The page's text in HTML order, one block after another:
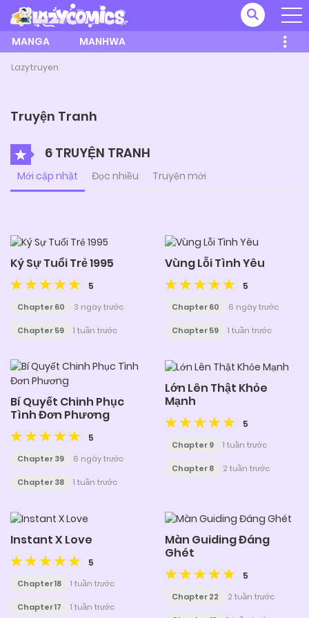
MANGA MANHWA
Lazytruyen
Truyện Tranh
6 TRUYỆN TRANH
Mới cập nhật Đọc nhiều Truyện mới
Ký Sự Tuổi Trẻ 1995
5
Chapter 60 3 ngày trước
Chapter 59 1 tuần trước
Vùng Lỗi Tình Yêu
5
Chapter 60 6 ngày trước
Chapter 59 1 tuần trước
Bí Quyết Chinh Phục
Tình Đơn Phương
5
Chapter 39 6 ngày trước
Chapter 38 1 tuần trước
Lớn Lên Thật Khỏe
Mạnh
5
Chapter 9 1 tuần trước
Chapter 8 2 tuần trước
Instant X Love
5
Chapter 18 1 tuần trước
Chapter 17 1 tuần trước
Màn Guiding Đáng
Ghét
5
Chapter 22 2 tuần trước